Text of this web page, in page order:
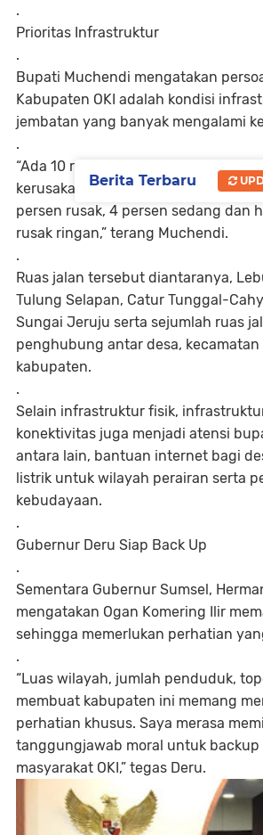
.
Prioritas Infrastruktur
.
Bupati Muchendi mengatakan
Kabupaten OKI adalah kondisi
jembatan yang banyak mengalami
.
“Ada 10 ruas jalan poros utama
kerusakan. Kondisinya 69 persen
persen rusak, 4 persen sedang dan
rusak ringan,” terang Muchendi.
.
Ruas jalan tersebut diantaranya,
Tulung Selapan, Catur Tunggal-
Sungai Jeruju serta sejumlah ruas
penghubung antar desa, kecamatan
kabupaten.
.
Selain infrastruktur fisik,
konektivitas juga menjadi atensi
antara lain, bantuan internet bagi
listrik untuk wilayah perairan serta
kebudayaan.
.
Gubernur Deru Siap Back Up
.
Sementara Gubernur Sumsel,
mengatakan Ogan Komering Ilir
sehingga memerlukan perhatian
.
“Luas wilayah, jumlah penduduk,
membuat kabupaten ini memang
perhatian khusus. Saya merasa
tanggungjawab moral untuk
masyarakat OKI,” tegas Deru.
Berita Terbaru